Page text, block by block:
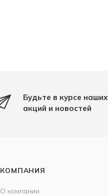
Будьте в курсе наших
акций и новостей
КОМПАНИЯ
О компании